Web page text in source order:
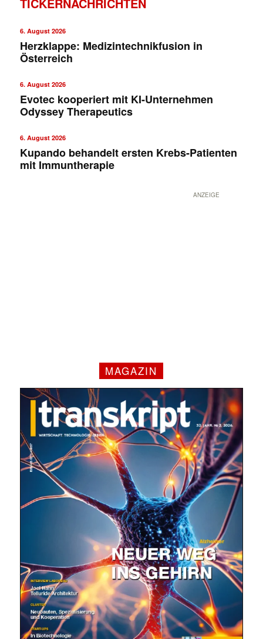
6. August 2026
Herzklappe: Medizintechnikfusion in
Österreich
6. August 2026
Evotec kooperiert mit KI-Unternehmen
Odyssey Therapeutics
6. August 2026
Kupando behandelt ersten Krebs-Patienten
mit Immuntherapie
ANZEIGE
MAGAZIN